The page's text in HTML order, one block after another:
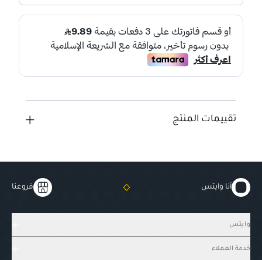
تقييمات المنتج
أنا وايتس فروعنا
وايتس
خدمة العملاء